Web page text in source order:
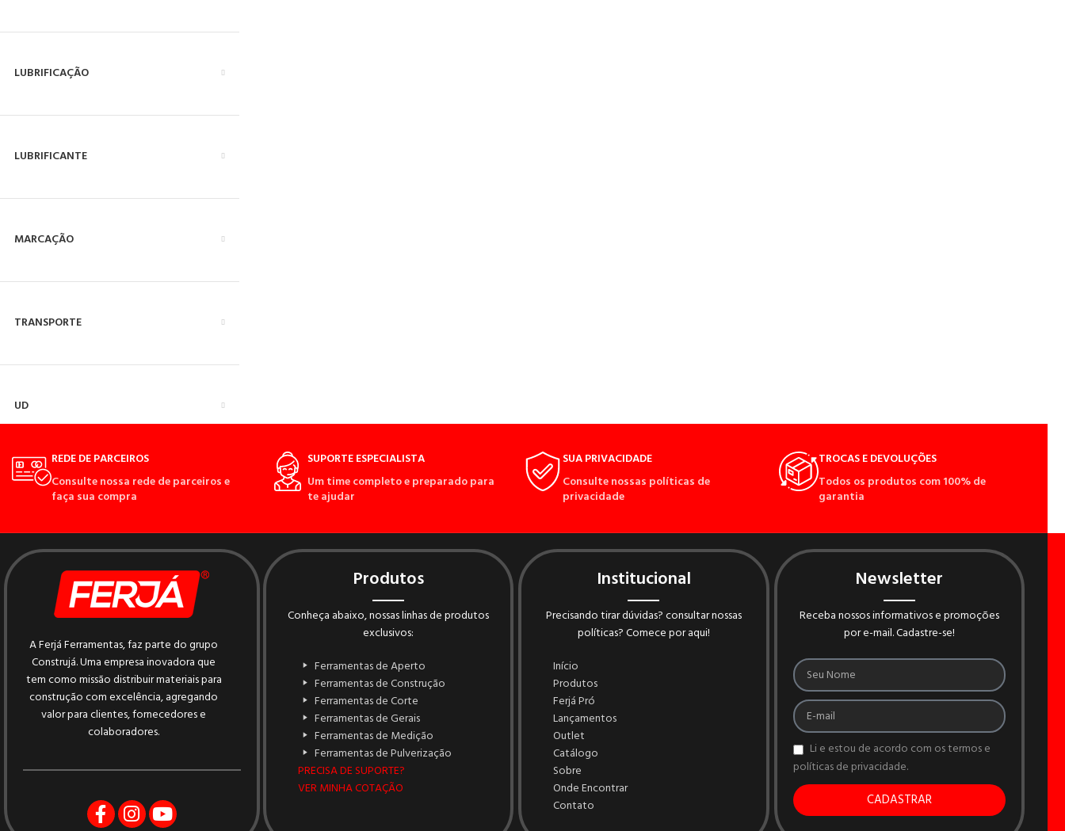
LUBRIFICAÇÃO
LUBRIFICANTE
MARCAÇÃO
TRANSPORTE
UD
REDE DE PARCEIROS
Consulte nossa rede de parceiros e
faça sua compra
SUPORTE ESPECIALISTA
Um time completo e preparado para
te ajudar
SUA PRIVACIDADE
Consulte nossas políticas de
privacidade
TROCAS E DEVOLUÇÕES
Todos os produtos com 100% de
garantia
A Ferjá Ferramentas, faz parte do grupo
Construjá. Uma empresa inovadora que
tem como missão distribuir materiais para
construção com excelência, agregando
valor para clientes, fornecedores e
colaboradores.
Produtos
Conheça abaixo, nossas linhas de produtos
exclusivos:
Ferramentas de Aperto
Ferramentas de Construção
Ferramentas de Corte
Ferramentas de Gerais
Ferramentas de Medição
Ferramentas de Pulverização
PRECISA DE SUPORTE?
VER MINHA COTAÇÃO
Institucional
Precisando tirar dúvidas? consultar nossas
políticas? Comece por aqui!
Início
Produtos
Ferjá Pró
Lançamentos
Outlet
Catálogo
Sobre
Onde Encontrar
Contato
Newsletter
Receba nossos informativos e promoções
por e-mail. Cadastre-se!
Li e estou de acordo com os termos e
políticas de privacidade.
CADASTRAR